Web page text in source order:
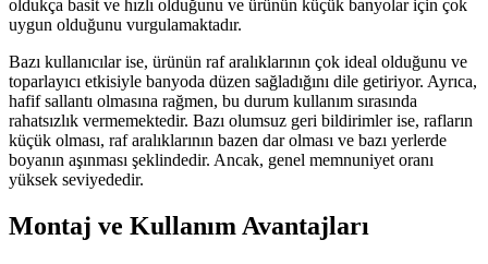
oldukça basit ve hızlı olduğunu ve ürünün küçük banyolar için çok
uygun olduğunu vurgulamaktadır.
Bazı kullanıcılar ise, ürünün raf aralıklarının çok ideal olduğunu ve
toparlayıcı etkisiyle banyoda düzen sağladığını dile getiriyor. Ayrıca,
hafif sallantı olmasına rağmen, bu durum kullanım sırasında
rahatsızlık vermemektedir. Bazı olumsuz geri bildirimler ise, rafların
küçük olması, raf aralıklarının bazen dar olması ve bazı yerlerde
boyanın aşınması şeklindedir. Ancak, genel memnuniyet oranı
yüksek seviyededir.
Montaj ve Kullanım Avantajları